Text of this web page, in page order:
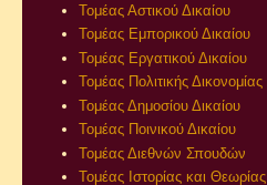
Τομέας Αστικού Δικαίου
Τομέας Εμπορικού Δικαίου
Τομέας Εργατικού Δικαίου
Τομέας Πολιτικής Δικονομίας
Τομέας Δημοσίου Δικαίου
Τομέας Ποινικού Δικαίου
Τομέας Διεθνών Σπουδών
Τομέας Ιστορίας και Θεωρίας